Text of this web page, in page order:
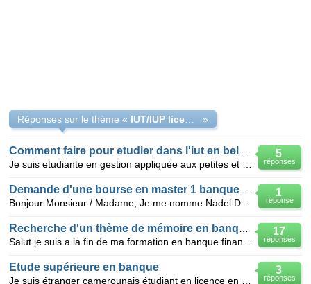
Réponses sur le thème « »
5
réponses
1
réponse
17
réponses
3
réponses
Etude supérieure en banque